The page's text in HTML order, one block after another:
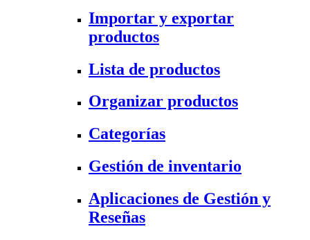
Importar y exportar
productos
Lista de productos
Organizar productos
Categorías
Gestión de inventario
Aplicaciones de Gestión y
Reseñas